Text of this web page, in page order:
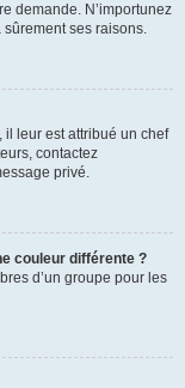
demande. N’importunez
ses raisons.
il leur est attribué un chef
contactez
privé.
couleur différente ?
d’un groupe pour les